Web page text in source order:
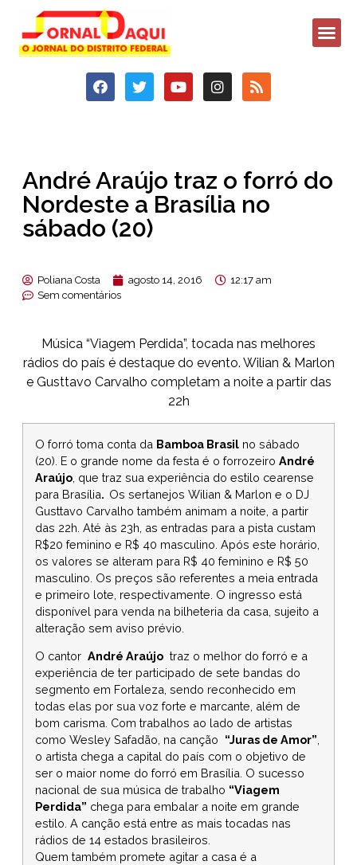
André Araújo traz o forró do
Nordeste a Brasília no
sábado (20)
Poliana Costa agosto 14, 2016
12:17 am
Sem comentários
Música “Viagem Perdida”, tocada nas melhores
rádios do país é destaque do evento. Wilian & Marlon
e Gusttavo Carvalho completam a noite a partir das
22h
O forró toma conta da Bamboa Brasil no sábado
(20). E o grande nome da festa é o forrozeiro André
Araújo , que traz sua experiência do estilo cearense
para Brasília. Os sertanejos Wilian & Marlon e o DJ
Gusttavo Carvalho também animam a noite, a partir
das 22h. Até às 23h, as entradas para a pista custam
R$20 feminino e R$ 40 masculino. Após este horário,
os valores se alteram para R$ 40 feminino e R$ 50
masculino. Os preços são referentes a meia entrada
e primeiro lote, respectivamente. O ingresso está
disponível para venda na bilheteria da casa, sujeito a
alteração sem aviso prévio.
O cantor André Araújo traz o melhor do forró e a
experiência de ter participado de sete bandas do
segmento em Fortaleza, sendo reconhecido em
todas elas por sua voz forte e marcante, além de
bom carisma. Com trabalhos ao lado de artistas
como Wesley Safadão, na canção “Juras de Amor”
o artista chega a capital do país com o objetivo de
ser o maior nome do forró em Brasília. O sucesso
nacional de sua música de trabalho “Viagem
Perdida” chega para embalar a noite em grande
estilo. A canção está entre as mais tocadas nas
rádios de 14 estados brasileiros.
Quem também promete agitar a casa é a